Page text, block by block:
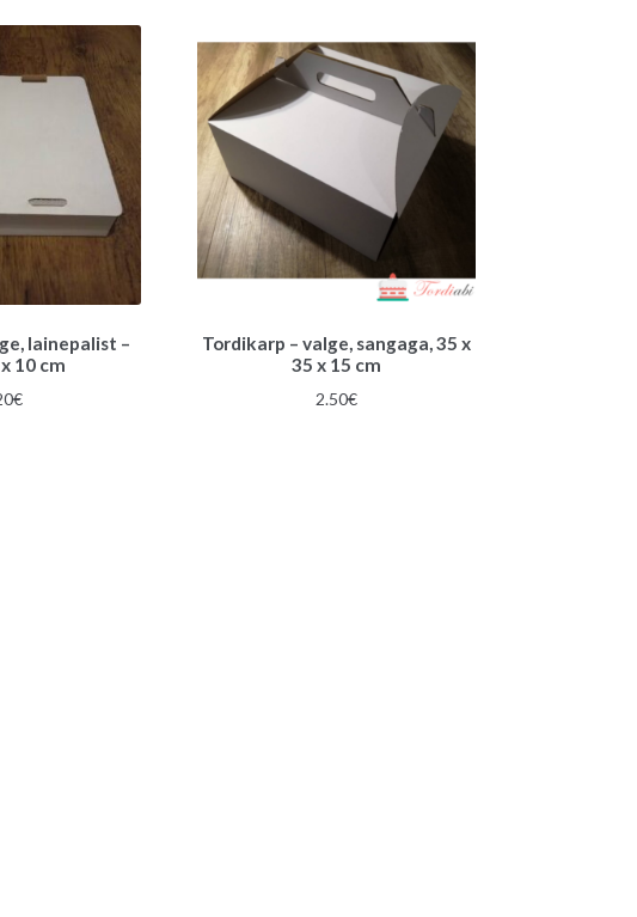
lainepalist –
10 cm
€
Tordikarp – valge, sangaga, 35 x
35 x 15 cm
2.50€